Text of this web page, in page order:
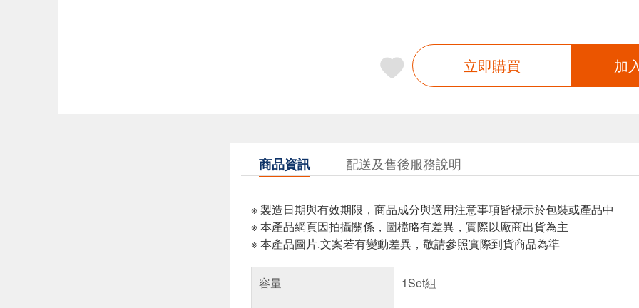
立即購買 加
商品資訊 配送及售後服務說明
※ 製造日期與有效期限，商品成分與適用注意事項皆標示於包裝或產品中
※ 本產品網頁因拍攝關係，圖檔略有差異，實際以廠商出貨為主
※ 本產品圖片.文案若有變動差異，敬請參照實際到貨商品為準
容量
1Set組